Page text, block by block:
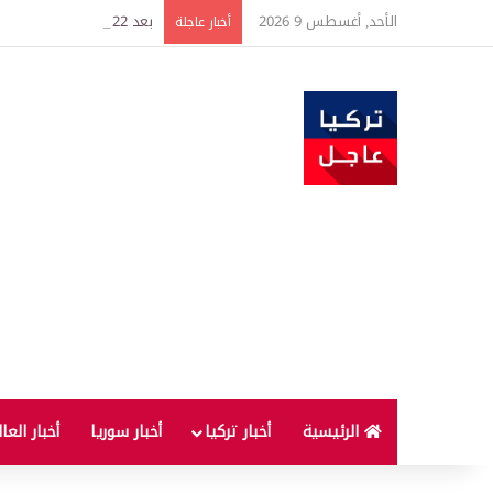
الأحد, أغسطس 9 2026 أخبار عاجلة بعد 22 شهراً.. الصين تنفذ أقوى عملية شراء للذهب منذ أكتوبر 2023
الرئيسية أخبار تركيا أخبار سوريا أخبار